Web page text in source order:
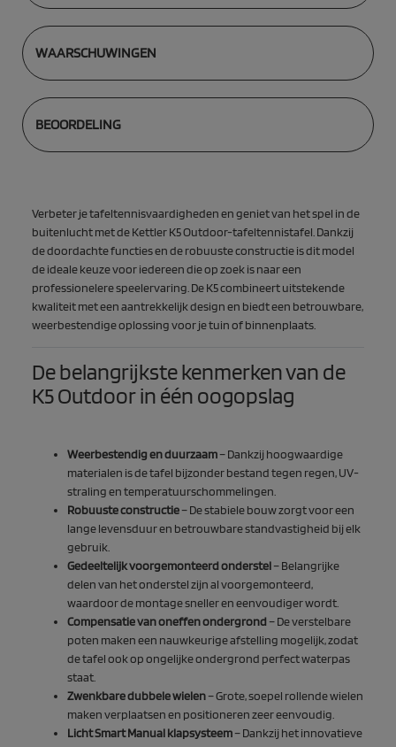
WAARSCHUWINGEN
BEOORDELING
Verbeter je tafeltennisvaardigheden en geniet van het spel in de
buitenlucht met de Kettler K5 Outdoor-tafeltennistafel. Dankzij
de doordachte functies en de robuuste constructie is dit model
de ideale keuze voor iedereen die op zoek is naar een
professionelere speelervaring. De K5 combineert uitstekende
kwaliteit met een aantrekkelijk design en biedt een betrouwbare,
weerbestendige oplossing voor je tuin of binnenplaats.
De belangrijkste kenmerken van de
K5 Outdoor in één oogopslag
Weerbestendig en duurzaam– Dankzij hoogwaardige
materialen is de tafel bijzonder bestand tegen regen, UV-
straling en temperatuurschommelingen.
Robuuste constructie– De stabiele bouw zorgt voor een
lange levensduur en betrouwbare standvastigheid bij elk
gebruik.
Gedeeltelijk voorgemonteerd onderstel– Belangrijke
delen van het onderstel zijn al voorgemonteerd,
waardoor de montage sneller en eenvoudiger wordt.
Compensatie van oneffen ondergrond – De verstelbare
poten maken een nauwkeurige afstelling mogelijk, zodat
de tafel ook op ongelijke ondergrond perfect waterpas
staat.
Zwenkbare dubbele wielen– Grote, soepel rollende wielen
maken verplaatsen en positioneren zeer eenvoudig.
Licht Smart Manual klapsysteem– Dankzij het innovatieve